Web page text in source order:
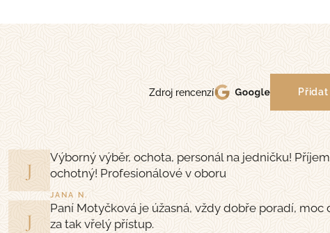
Zdroj rencenzí
J
Výborný výběr, ochota, personál na jedničku!
ochotný! Profesionálové v oboru
JANA N.
J
Paní Motyčková je úžasná, vždy dobře poradí, moc
za tak vřelý přístup.